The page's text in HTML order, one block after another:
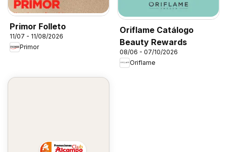
Primor Folleto
11/07 - 11/08/2026
Primor
Oriflame Catálogo
Beauty Rewards
08/06 - 07/10/2026
Oriflame